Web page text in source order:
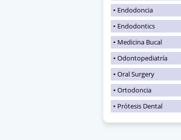
Endodoncia
Endodontics
Medicina Bucal
Odontopediatría
Oral Surgery
Ortodoncia
Prótesis Dental